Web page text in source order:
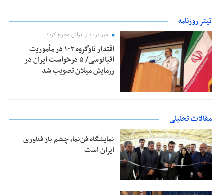
تیتر روزنامه
امیر دریادار ایرانی مطرح کرد؛
اقتدار ناوگروه ۱۰۳ در مأموریت‌
اقیانوسی/ ۵ درخواست ایران در
رزمایش میلان تصویب شد
مقالات تحلیلی
نمایشگاه فن‌نما، چشم باز فناوری
ایران است